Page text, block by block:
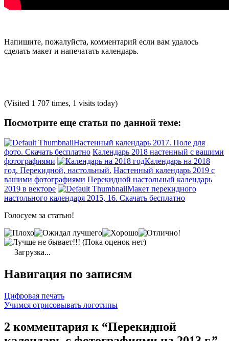
Напишите, пожалуйста, комментарий если вам удалось
сделать макет и напечатать календарь.
(Visited 1 707 times, 1 visits today)
Посмотрите еще статьи по данной теме:
Настенный календарь 2017. Поле для
фото. Скачать бесплатно Календарь 2018 настенный с вашими
фотографиями
Календарь на 2018
год. Перекидной, настольный. Настенный календарь 2019 с
вашими фотографиями Перекидной настольный календарь
2019 в векторе
Макет перекидного
настольного календаря 2015, 16. Скачать бесплатно
Голосуем за статью!
(Пока оценок нет)
Загрузка...
Навигация по записям
Цифровая печать
Учимся отрисовывать логотипы
2 комментария к “Перекидной